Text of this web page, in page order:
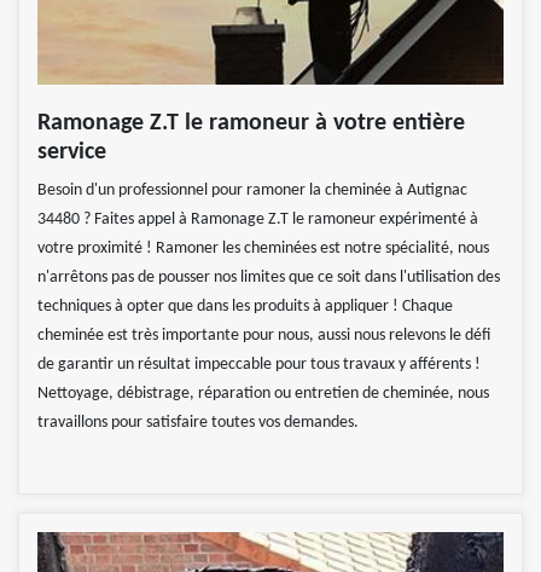
Ramonage Z.T le ramoneur à votre entière
service
Besoin d'un professionnel pour ramoner la cheminée à Autignac
34480 ? Faites appel à Ramonage Z.T le ramoneur expérimenté à
votre proximité ! Ramoner les cheminées est notre spécialité, nous
n'arrêtons pas de pousser nos limites que ce soit dans l'utilisation des
techniques à opter que dans les produits à appliquer ! Chaque
cheminée est très importante pour nous, aussi nous relevons le défi
de garantir un résultat impeccable pour tous travaux y afférents !
Nettoyage, débistrage, réparation ou entretien de cheminée, nous
travaillons pour satisfaire toutes vos demandes.